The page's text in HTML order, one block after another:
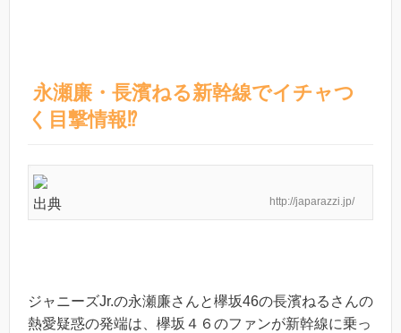
永瀬廉・長濱ねる新幹線でイチャつ
く目撃情報⁉︎
出典 http://japarazzi.jp/
ジャニーズJr.の永瀬廉さんと欅坂46の長濱ねるさんの
熱愛疑惑の発端は、欅坂４６のファンが新幹線に乗っ